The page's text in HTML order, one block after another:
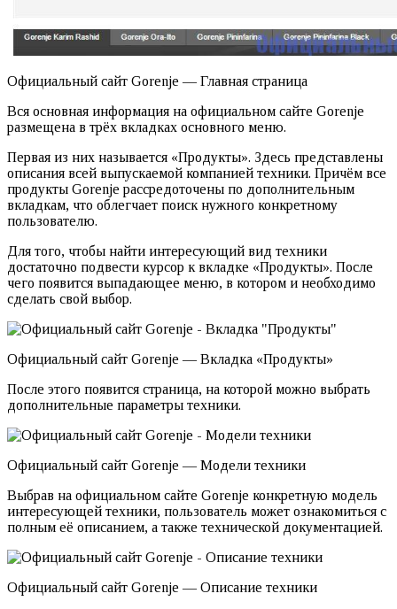
Официальный сайт Gorenje — Главная страница
Вся основная информация на официальном сайте Gorenje
размещена в трёх вкладках основного меню.
Первая из них называется «Продукты». Здесь представлены
описания всей выпускаемой компанией техники. Причём все
продукты Gorenje рассредоточены по дополнительным
вкладкам, что облегчает поиск нужного конкретному
пользователю.
Для того, чтобы найти интересующий вид техники
достаточно подвести курсор к вкладке «Продукты». После
чего появится выпадающее меню, в котором и необходимо
сделать свой выбор.
Официальный сайт Gorenje — Вкладка «Продукты»
После этого появится страница, на которой можно выбрать
дополнительные параметры техники.
Официальный сайт Gorenje — Модели техники
Выбрав на официальном сайте Gorenje конкретную модель
интересующей техники, пользователь может ознакомиться с
полным её описанием, а также технической документацией.
Официальный сайт Gorenje — Описание техники